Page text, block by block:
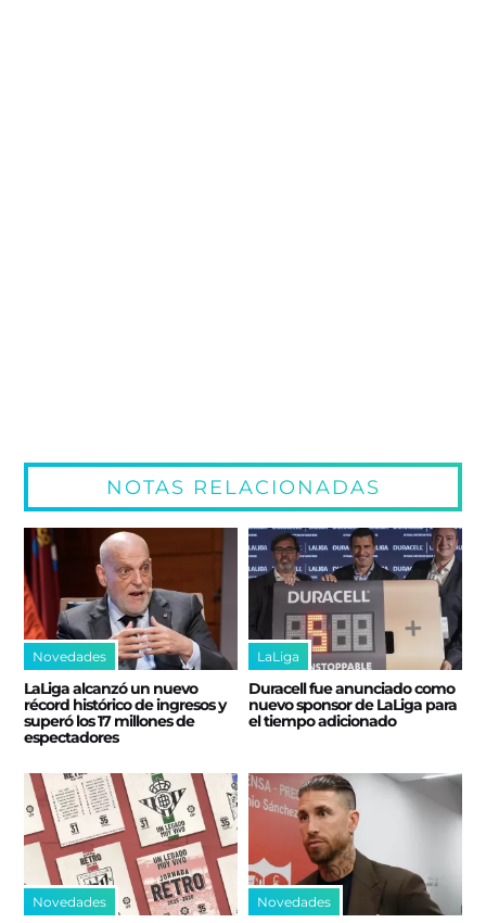
NOTAS RELACIONADAS
Novedades
LaLiga alcanzó un nuevo
récord histórico de ingresos y
superó los 17 millones de
espectadores
LaLiga
Duracell fue anunciado como
nuevo sponsor de LaLiga para
el tiempo adicionado
Novedades Novedades